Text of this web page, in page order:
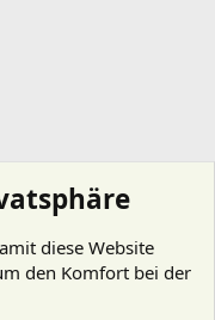
diese Website
den Komfort bei der